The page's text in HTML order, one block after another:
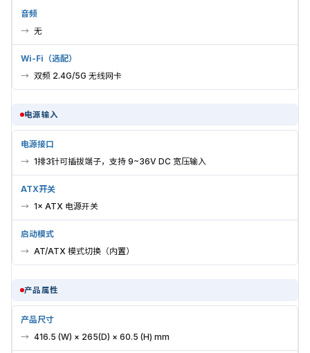
音频
无
Wi-Fi（选配）
双频 2.4G/5G 无线网卡
电源输入
电源接口
1排3针可插拔端子，支持 9~36V DC 宽压输入
ATX开关
1× ATX 电源开关
启动模式
AT/ATX 模式切换（内置）
产品属性
产品尺寸
416.5 (W) × 265(D) × 60.5 (H) mm